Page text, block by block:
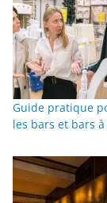
Guide pratique
les bars et bars